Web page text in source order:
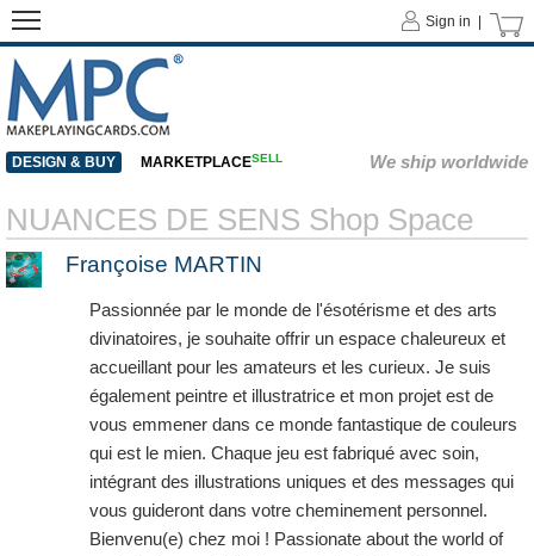
Sign in |
DESIGN & BUY MARKETPLACESELL We ship worldwide
NUANCES DE SENS Shop Space
Françoise MARTIN
Passionnée par le monde de l'ésotérisme et des arts
divinatoires, je souhaite offrir un espace chaleureux et
accueillant pour les amateurs et les curieux. Je suis
également peintre et illustratrice et mon projet est de
vous emmener dans ce monde fantastique de couleurs
qui est le mien. Chaque jeu est fabriqué avec soin,
intégrant des illustrations uniques et des messages qui
vous guideront dans votre cheminement personnel.
Bienvenu(e) chez moi ! Passionate about the world of